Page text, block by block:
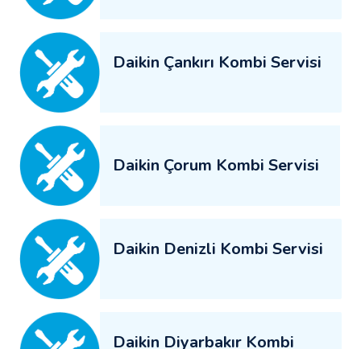
Daikin Çankırı Kombi Servisi
Daikin Çorum Kombi Servisi
Daikin Denizli Kombi Servisi
Daikin Diyarbakır Kombi